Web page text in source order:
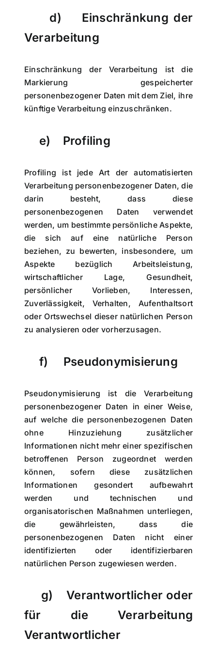
d) Einschränkung der
Verarbeitung
Einschränkung der Verarbeitung ist die
Markierung gespeicherter
personenbezogener Daten mit dem Ziel, ihre
künftige Verarbeitung einzuschränken.
e) Profiling
Profiling ist jede Art der automatisierten
Verarbeitung personenbezogener Daten, die
darin besteht, dass diese
personenbezogenen Daten verwendet
werden, um bestimmte persönliche Aspekte,
die sich auf eine natürliche Person
beziehen, zu bewerten, insbesondere, um
Aspekte bezüglich Arbeitsleistung,
wirtschaftlicher Lage, Gesundheit,
persönlicher Vorlieben, Interessen,
Zuverlässigkeit, Verhalten, Aufenthaltsort
oder Ortswechsel dieser natürlichen Person
zu analysieren oder vorherzusagen.
f) Pseudonymisierung
Pseudonymisierung ist die Verarbeitung
personenbezogener Daten in einer Weise,
auf welche die personenbezogenen Daten
ohne Hinzuziehung zusätzlicher
Informationen nicht mehr einer spezifischen
betroffenen Person zugeordnet werden
können, sofern diese zusätzlichen
Informationen gesondert aufbewahrt
werden und technischen und
organisatorischen Maßnahmen unterliegen,
die gewährleisten, dass die
personenbezogenen Daten nicht einer
identifizierten oder identifizierbaren
natürlichen Person zugewiesen werden.
g) Verantwortlicher oder
für die Verarbeitung
Verantwortlicher